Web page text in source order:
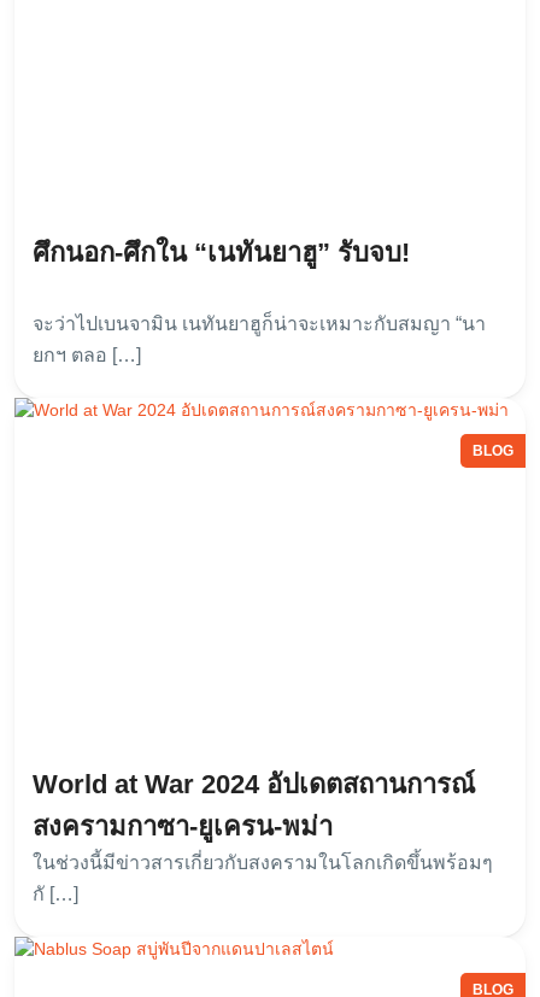
ศึกนอก-ศึกใน “เนทันยาฮู” รับจบ!
จะว่าไปเบนจามิน เนทันยาฮูก็น่าจะเหมาะกับสมญา “นา
ยกฯ ตลอ […]
BLOG
World at War 2024 อัปเดตสถานการณ์
สงครามกาซา-ยูเครน-พม่า
ในช่วงนี้มีข่าวสารเกี่ยวกับสงครามในโลกเกิดขึ้นพร้อมๆ
กั […]
BLOG